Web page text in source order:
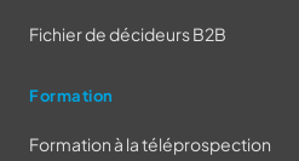
Fichier de décideurs B2B
Formation
Formation à la téléprospection